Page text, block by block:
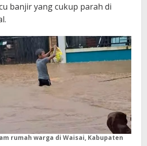
banjir yang cukup parah di
rumah warga di Waisai, Kabupaten